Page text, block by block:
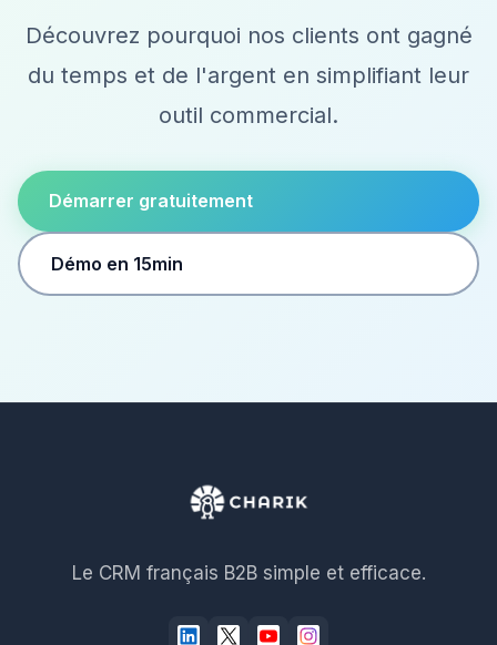
Découvrez pourquoi nos clients ont gagné
du temps et de l'argent en simplifiant leur
outil commercial.
Démarrer gratuitement
Démo en 15min
Le CRM français B2B simple et efficace.